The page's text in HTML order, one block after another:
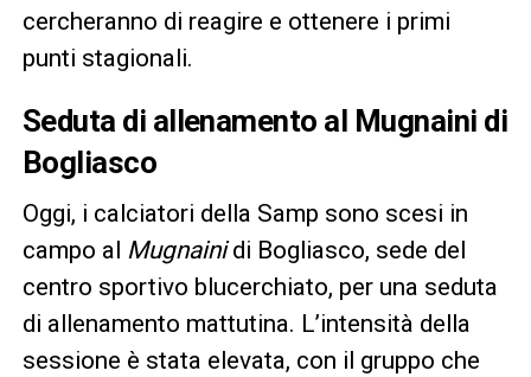
cercheranno di reagire e ottenere i primi
punti stagionali.
Seduta di allenamento al Mugnaini di
Bogliasco
Oggi, i calciatori della Samp sono scesi in
campo al Mugnaini di Bogliasco, sede del
centro sportivo blucerchiato, per una seduta
di allenamento mattutina. L’intensità della
sessione è stata elevata, con il gruppo che